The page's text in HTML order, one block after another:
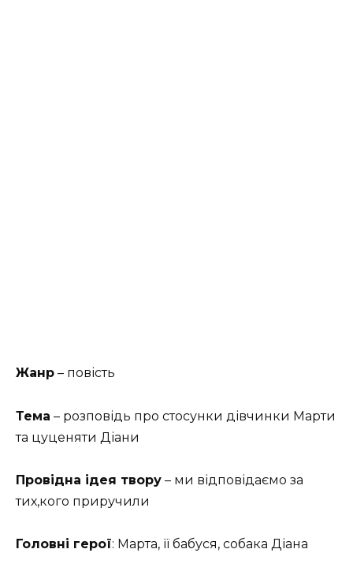
Жанр – повість
Тема – розповідь про стосунки дівчинки Марти
та цуценяти Діани
Провідна ідея твору – ми відповідаємо за
тих,кого приручили
Головні герої: Марта, її бабуся, собака Діана